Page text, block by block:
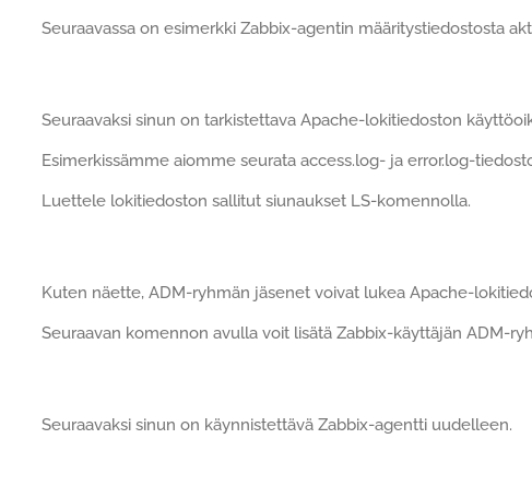
Seuraavassa on esimerkki Zabbix-agentin määritystiedostosta
Seuraavaksi sinun on tarkistettava Apache-lokitiedoston
Esimerkissämme aiomme seurata access.log- ja error.log-
Luettele lokitiedoston sallitut siunaukset LS-komennolla.
Kuten näette, ADM-ryhmän jäsenet voivat lukea Apache-
Seuraavan komennon avulla voit lisätä Zabbix-käyttäjän ADM-
Seuraavaksi sinun on käynnistettävä Zabbix-agentti uudelleen.